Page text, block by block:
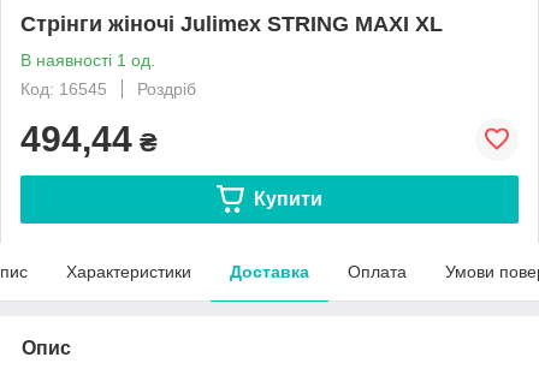
Стрінги жіночі Julimex STRING MAXI XL
В наявності 1 од.
Код: 16545
Роздріб
494,44 ₴
Купити
Характеристики Доставка Оплата Умови
Опис